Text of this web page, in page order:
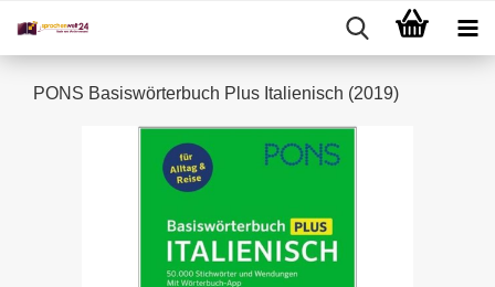
PONS Basiswörterbuch Plus Italienisch (2019)